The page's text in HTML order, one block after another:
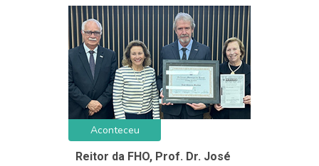
Aconteceu
Reitor da FHO, Prof. Dr. José